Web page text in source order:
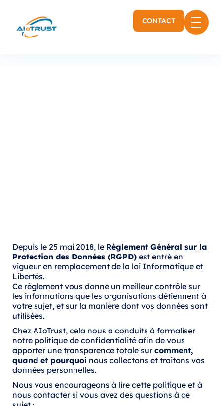
CONTACT
Depuis le 25 mai 2018, le Règlement Général sur la
Protection des Données (RGPD) est entré en
vigueur en remplacement de la loi Informatique et
Libertés.
Ce règlement vous donne un meilleur contrôle sur
les informations que les organisations détiennent à
votre sujet, et sur la manière dont vos données sont
utilisées.
Chez AIoTrust, cela nous a conduits à formaliser
notre politique de confidentialité afin de vous
apporter une transparence totale surcomment,
quand et pourquoi nous collectons et traitons vos
données personnelles.
Nous vous encourageons à lire cette politique et à
nous contacter si vous avez des questions à ce